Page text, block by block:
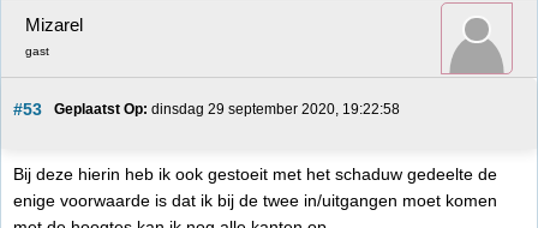
Mizarel
gast
#53 Geplaatst Op: dinsdag 29 september 2020, 19:22:58
Bij deze hierin heb ik ook gestoeit met het schaduw gedeelte de
enige voorwaarde is dat ik bij de twee in/uitgangen moet komen